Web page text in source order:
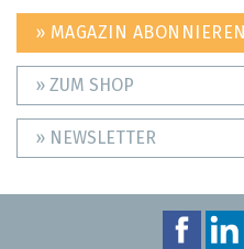
» MAGAZIN ABONNIEREN
» ZUM SHOP
» NEWSLETTER